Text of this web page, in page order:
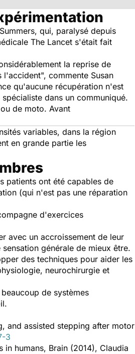
qui, paralysé depuis
The Lancet s'était fait
la reprise de
l'accident", commente Susan
qu'aucune récupération n'est
dans un communiqué.
de moto. Avant
variables, dans la région
en grande partie les
patients ont été capables de
(qui n'est pas une réparation
d'exercices
avec un accroissement de leur
générale de mieux être.
des techniques pour aider les
neurochirurgie et
de systèmes
and assisted stepping after motor
3
humans, Brain (2014), Claudia